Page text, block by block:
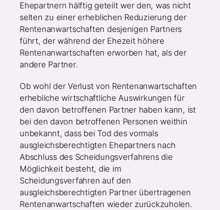
Ehepartnern hälftig geteilt wer den, was nicht
selten zu einer erheblichen Reduzierung der
Rentenanwartschaften desjenigen Partners
führt, der während der Ehezeit höhere
Rentenanwartschaften erworben hat, als der
andere Partner.
Ob wohl der Verlust von Rentenanwartschaften
erhebliche wirtschaftliche Auswirkungen für
den davon betroffenen Partner haben kann, ist
bei den davon betroffenen Personen weithin
unbekannt, dass bei Tod des vormals
ausgleichsberechtigten Ehepartners nach
Abschluss des Scheidungsverfahrens die
Möglichkeit besteht, die im
Scheidungsverfahren auf den
ausgleichsberechtigten Partner übertragenen
Rentenanwartschaften wieder zurückzuholen.